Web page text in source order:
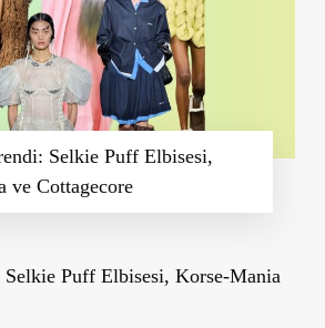
Selkie Puff Elbisesi,
ve Cottagecore
Puff Elbisesi, Korse-Mania